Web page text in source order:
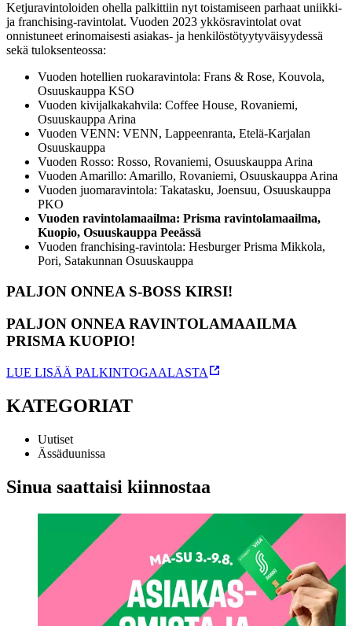
Ketjuravintoloiden ohella palkittiin nyt toistamiseen parhaat uniikki-
ja franchising-ravintolat. Vuoden 2023 ykkösravintolat ovat
onnistuneet erinomaisesti asiakas- ja henkilöstötyytyväisyydessä
sekä tuloksenteossa:
Vuoden hotellien ruokaravintola: Frans & Rose, Kouvola,
Osuuskauppa KSO
Vuoden kivijalkakahvila: Coffee House, Rovaniemi,
Osuuskauppa Arina
Vuoden VENN: VENN, Lappeenranta, Etelä-Karjalan
Osuuskauppa
Vuoden Rosso: Rosso, Rovaniemi, Osuuskauppa Arina
Vuoden Amarillo: Amarillo, Rovaniemi, Osuuskauppa Arina
Vuoden juomaravintola: Takatasku, Joensuu, Osuuskauppa
PKO
Vuoden ravintolamaailma: Prisma ravintolamaailma,
Kuopio, Osuuskauppa Peeässä
Vuoden franchising-ravintola: Hesburger Prisma Mikkola,
Pori, Satakunnan Osuuskauppa
PALJON ONNEA S-BOSS KIRSI!
PALJON ONNEA RAVINTOLAMAAILMA
PRISMA KUOPIO!
LUE LISÄÄ PALKINTOGAALASTA
KATEGORIAT
Uutiset
Ässäduunissa
Sinua saattaisi kiinnostaa